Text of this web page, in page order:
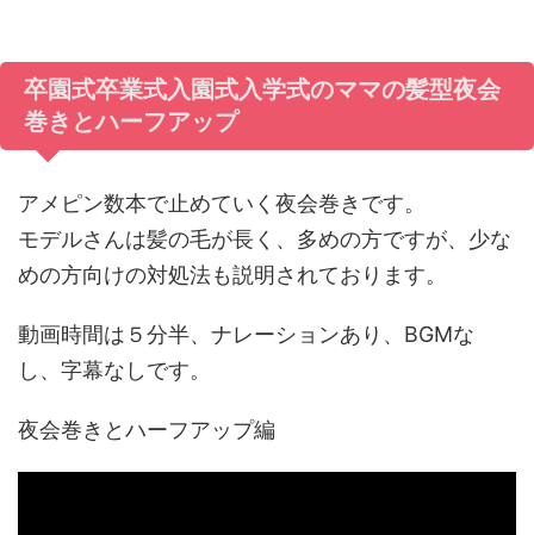
卒園式卒業式入園式入学式のママの髪型夜会
巻きとハーフアップ
アメピン数本で止めていく夜会巻きです。
モデルさんは髪の毛が長く、多めの方ですが、少な
めの方向けの対処法も説明されております。
動画時間は５分半、ナレーションあり、BGMな
し、字幕なしです。
夜会巻きとハーフアップ編